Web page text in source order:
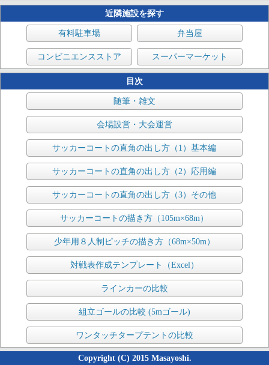
近隣施設を探す
有料駐車場 弁当屋
コンビニエンスストア スーパーマーケット
目次
随筆・雑文
会場設営・大会運営
サッカーコートの直角の出し方（1）基本編
サッカーコートの直角の出し方（2）応用編
サッカーコートの直角の出し方（3）その他
サッカーコートの描き方（105m×68m）
少年用８人制ピッチの描き方（68m×50m）
対戦表作成テンプレート（Excel）
ラインカーの比較
組立ゴールの比較 (5mゴール)
ワンタッチタープテントの比較
Copyright (C) 2015 Masayoshi.